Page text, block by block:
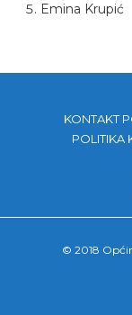
Emina Krupić
KONTAKT
POLITIKA
© 2018